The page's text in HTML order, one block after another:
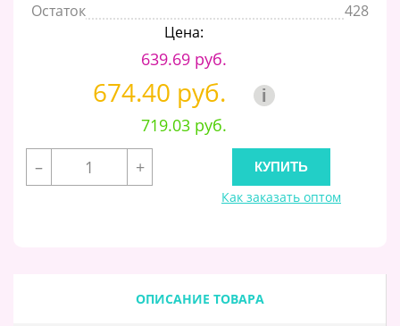
Остаток
428
Цена:
639.69 руб.
674.40 руб. i
719.03 руб.
–
+
Как заказать оптом
ОПИСАНИЕ ТОВАРА